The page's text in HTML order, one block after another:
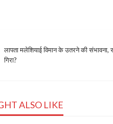
लापता मलेशियाई विमान के उतरने की संभावना,
गिरा?
ALSO LIKE